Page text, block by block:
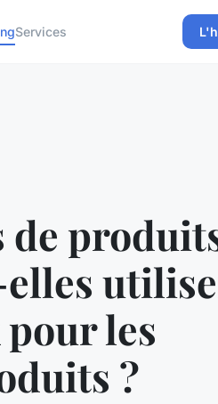
Services
de
les
?